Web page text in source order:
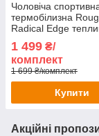
Чоловіча
термобілизна
Radical Edge
зимовий комплект
1 499 ₴/
комплект
1 699 ₴/комплект
Купити
Акційні